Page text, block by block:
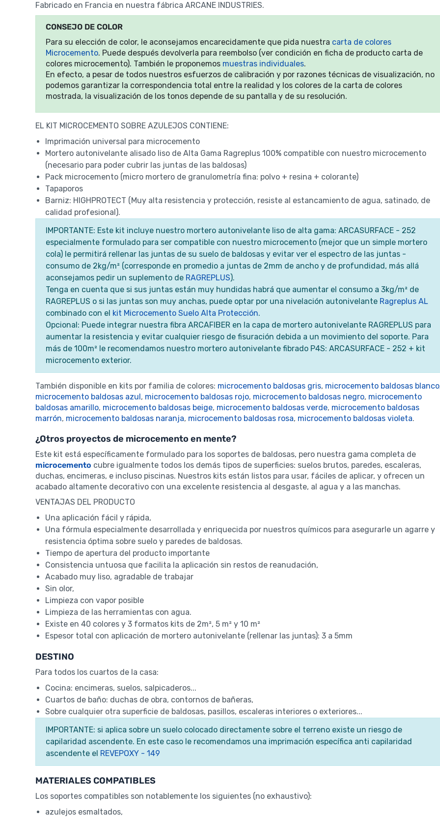
Fabricado en Francia en nuestra fábrica ARCANE INDUSTRIES.
CONSEJO DE COLOR
Para su elección de color, le aconsejamos encarecidamente que pida nuestra carta de colores
Microcemento. Puede después devolverla para reembolso (ver condición en ficha de producto carta de
colores microcemento). También le proponemos muestras individuales.
En efecto, a pesar de todos nuestros esfuerzos de calibración y por razones técnicas de visualización, no
podemos garantizar la correspondencia total entre la realidad y los colores de la carta de colores
mostrada, la visualización de los tonos depende de su pantalla y de su resolución.
EL KIT MICROCEMENTO SOBRE AZULEJOS CONTIENE:
Imprimación universal para microcemento
Mortero autonivelante alisado liso de Alta Gama Ragreplus 100% compatible con nuestro microcemento
(necesario para poder cubrir las juntas de las baldosas)
Pack microcemento (micro mortero de granulometría fina: polvo + resina + colorante)
Tapaporos
Barniz: HIGHPROTECT (Muy alta resistencia y protección, resiste al estancamiento de agua, satinado, de
calidad profesional).
IMPORTANTE: Este kit incluye nuestro mortero autonivelante liso de alta gama: ARCASURFACE - 252
especialmente formulado para ser compatible con nuestro microcemento (mejor que un simple mortero
cola) le permitirá rellenar las juntas de su suelo de baldosas y evitar ver el espectro de las juntas -
consumo de 2kg/m² (corresponde en promedio a juntas de 2mm de ancho y de profundidad, más allá
aconsejamos pedir un suplemento de RAGREPLUS).
Tenga en cuenta que si sus juntas están muy hundidas habrá que aumentar el consumo a 3kg/m² de
RAGREPLUS o si las juntas son muy anchas, puede optar por una nivelación autonivelante Ragreplus AL
combinado con el kit Microcemento Suelo Alta Protección.
Opcional: Puede integrar nuestra fibra ARCAFIBER en la capa de mortero autonivelante RAGREPLUS para
aumentar la resistencia y evitar cualquier riesgo de fisuración debida a un movimiento del soporte. Para
más de 100m² le recomendamos nuestro mortero autonivelante fibrado P4S: ARCASURFACE - 252 + kit
microcemento exterior.
También disponible en kits por familia de colores: microcemento baldosas gris, microcemento baldosas blanco
microcemento baldosas azul, microcemento baldosas rojo, microcemento baldosas negro, microcemento
baldosas amarillo, microcemento baldosas beige, microcemento baldosas verde, microcemento baldosas
marrón, microcemento baldosas naranja, microcemento baldosas rosa, microcemento baldosas violeta.
¿Otros proyectos de microcemento en mente?
Este kit está específicamente formulado para los soportes de baldosas, pero nuestra gama completa de
microcemento cubre igualmente todos los demás tipos de superficies: suelos brutos, paredes, escaleras,
duchas, encimeras, e incluso piscinas. Nuestros kits están listos para usar, fáciles de aplicar, y ofrecen un
acabado altamente decorativo con una excelente resistencia al desgaste, al agua y a las manchas.
VENTAJAS DEL PRODUCTO
Una aplicación fácil y rápida,
Una fórmula especialmente desarrollada y enriquecida por nuestros químicos para asegurarle un agarre y
resistencia óptima sobre suelo y paredes de baldosas.
Tiempo de apertura del producto importante
Consistencia untuosa que facilita la aplicación sin restos de reanudación,
Acabado muy liso, agradable de trabajar
Sin olor,
Limpieza con vapor posible
Limpieza de las herramientas con agua.
Existe en 40 colores y 3 formatos kits de 2m², 5 m² y 10 m²
Espesor total con aplicación de mortero autonivelante (rellenar las juntas): 3 a 5mm
DESTINO
Para todos los cuartos de la casa:
Cocina: encimeras, suelos, salpicaderos...
Cuartos de baño: duchas de obra, contornos de bañeras,
Sobre cualquier otra superficie de baldosas, pasillos, escaleras interiores o exteriores...
IMPORTANTE: si aplica sobre un suelo colocado directamente sobre el terreno existe un riesgo de
capilaridad ascendente. En este caso le recomendamos una imprimación específica anti capilaridad
ascendente el REVEPOXY - 149
MATERIALES COMPATIBLES
Los soportes compatibles son notablemente los siguientes (no exhaustivo):
azulejos esmaltados,